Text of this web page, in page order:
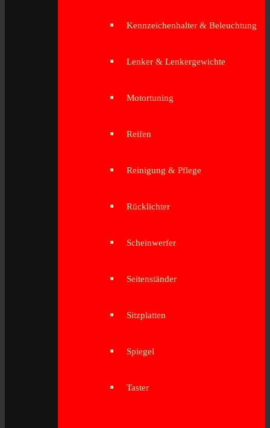
Kennzeichenhalter & Beleuchtung
Lenker & Lenkergewichte
Motortuning
Reifen
Reinigung & Pflege
Rücklichter
Scheinwerfer
Seitenständer
Sitzplatten
Spiegel
Taster